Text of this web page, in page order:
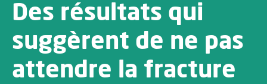
Des résultats qui
suggèrent de ne pas
attendre la fracture